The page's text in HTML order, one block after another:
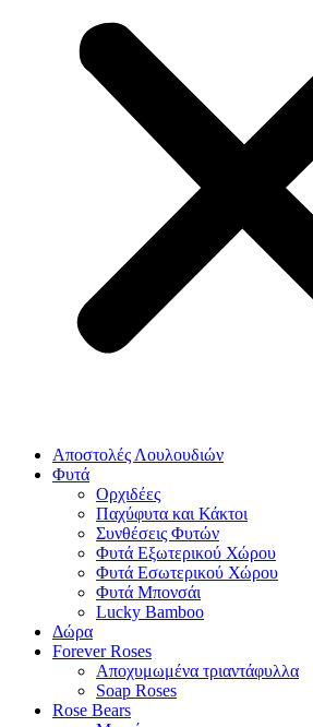
Αποστολές Λουλουδιών
Φυτά
Ορχιδέες
Παχύφυτα και Κάκτοι
Συνθέσεις Φυτών
Φυτά Εξωτερικού Χώρου
Φυτά Εσωτερικού Χώρου
Φυτά Μπονσάι
Lucky Bamboo
Δώρα
Forever Roses
Αποχυμωμένα τριαντάφυλλα
Soap Roses
Rose Βears